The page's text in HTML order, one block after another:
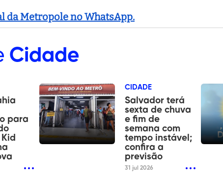
da Metropole no WhatsApp.
Cidade
para
CIDADE
Salvador terá
sexta de chuva
e fim de
semana com
tempo instável;
confira a
previsão
31 jul 2026